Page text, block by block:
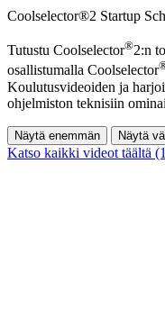
Coolselector®2 Startup
Tutustu Coolselector®2:n
osallistumalla Coolselector
Koulutusvideoiden ja
ohjelmiston teknisiin
Näytä enemmän Näytä
Katso kaikki videot täältä